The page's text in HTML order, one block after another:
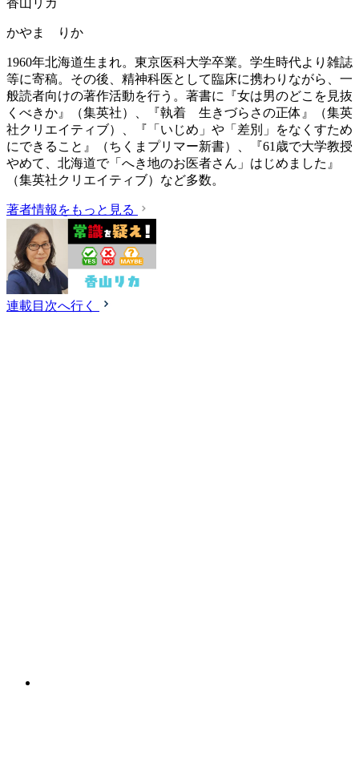
香山リカ
かやま りか
1960年北海道生まれ。東京医科大学卒業。学生時代より雑誌
等に寄稿。その後、精神科医として臨床に携わりながら、一
般読者向けの著作活動を行う。著書に『女は男のどこを見抜
くべきか』（集英社）、『執着 生きづらさの正体』（集英
社クリエイティブ）、『「いじめ」や「差別」をなくすため
にできること』（ちくまプリマー新書）、『61歳で大学教授
やめて、北海道で「へき地のお医者さん」はじめました』
（集英社クリエイティブ）など多数。
著者情報をもっと見る
連載目次へ行く